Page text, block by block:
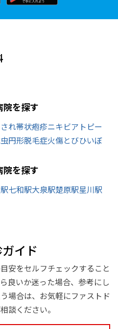
院を探す
れ帯状疱疹ニキビアトピー
円形脱毛症火傷とびひいぼ
院を探す
七和駅大泉駅楚原駅星川駅
イド
安をセルフチェックすること
良いか迷った場合、参考にし
場合は、お気軽にファストド
談ください。